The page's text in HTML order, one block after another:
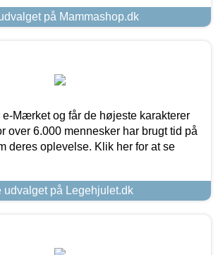
på Mammashop.dk
e-Mærket og får de højeste karakterer
over 6.000 mennesker har brugt tid på
deres oplevelse. Klik her for at se
udvalget på Legehjulet.dk